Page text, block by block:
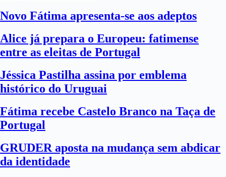
Novo Fátima apresenta-se aos adeptos
Alice já prepara o Europeu: fatimense
entre as eleitas de Portugal
Jéssica Pastilha assina por emblema
histórico do Uruguai
Fátima recebe Castelo Branco na Taça de
Portugal
GRUDER aposta na mudança sem abdicar
da identidade